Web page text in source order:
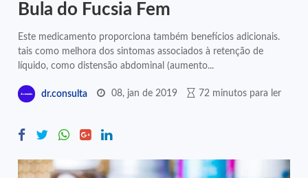
Bula do Fucsia Fem
Este medicamento proporciona também benefícios adicionais.
tais como melhora dos sintomas associados à retenção de
líquido, como distensão abdominal (aumento...
dr.consulta 08, jan de 2019 72 minutos para ler